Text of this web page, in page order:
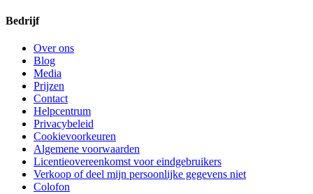
Bedrijf
Over ons
Blog
Media
Prijzen
Contact
Helpcentrum
Privacybeleid
Cookievoorkeuren
Algemene voorwaarden
Licentieovereenkomst voor eindgebruikers
Verkoop of deel mijn persoonlijke gegevens niet
Colofon